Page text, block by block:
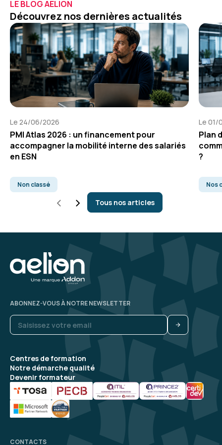
LE BLOG AELION
Découvrez nos dernières actualités
Tous nos articles
Le 24/06/2026
PMI Atlas 2026 : un financement pour
accompagner la mobilité interne des salariés
en ESN
Non classé
Le 01/
Plan
?
Nos
Centres de formation
Notre démarche qualité
Devenir formateur
ABONNEZ-VOUS À NOTRE NEWSLETTER
CONTACTS